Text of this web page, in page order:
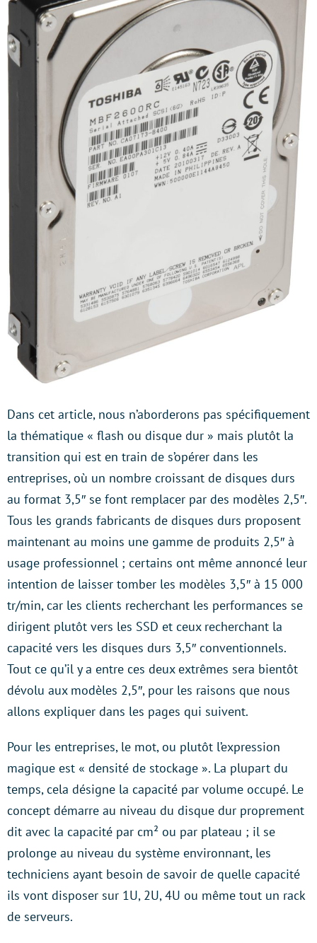
Dans cet article, nous n’aborderons pas spécifiquement
la thématique « flash ou disque dur » mais plutôt la
transition qui est en train de s’opérer dans les
entreprises, où un nombre croissant de disques durs
au format 3,5″ se font remplacer par des modèles 2,5″.
Tous les grands fabricants de disques durs proposent
maintenant au moins une gamme de produits 2,5″ à
usage professionnel ; certains ont même annoncé leur
intention de laisser tomber les modèles 3,5″ à 15 000
tr/min, car les clients recherchant les performances se
dirigent plutôt vers les SSD et ceux recherchant la
capacité vers les disques durs 3,5″ conventionnels.
Tout ce qu’il y a entre ces deux extrêmes sera bientôt
dévolu aux modèles 2,5″, pour les raisons que nous
allons expliquer dans les pages qui suivent.
Pour les entreprises, le mot, ou plutôt l’expression
magique est « densité de stockage ». La plupart du
temps, cela désigne la capacité par volume occupé. Le
concept démarre au niveau du disque dur proprement
dit avec la capacité par cm² ou par plateau ; il se
prolonge au niveau du système environnant, les
techniciens ayant besoin de savoir de quelle capacité
ils vont disposer sur 1U, 2U, 4U ou même tout un rack
de serveurs.